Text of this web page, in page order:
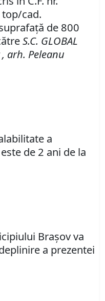
top/cad.
de 800
S.C. GLOBAL
, arh. Peleanu
a
de 2 ani de la
Braşov va
a prezentei